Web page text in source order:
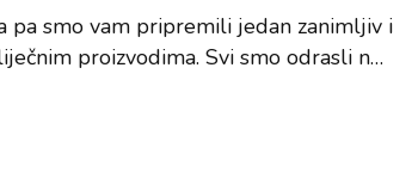
pa smo vam pripremili jedan zanimljiv i
proizvodima. Svi smo odrasli n…